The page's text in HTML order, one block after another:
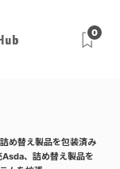
0
め替え製品を包装済み
、詰め替え製品を